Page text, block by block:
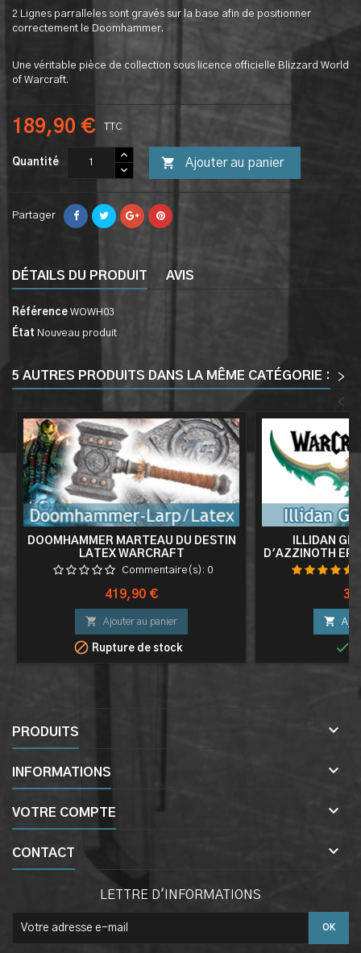
2 Lignes parralleles sont gravés sur la base afin de positionner
correctement le Doomhammer.
Une véritable pièce de collection sous licence officielle Blizzard World
of Warcraft.
189,90 € TTC
Quantité  Ajouter au panier
Partager
DÉTAILS DU PRODUIT AVIS
Référence WOWH03
État Nouveau produit
5 AUTRES PRODUITS DANS LA MÊME CATÉGORIE :
>
<
DOOMHAMMER MARTEAU DU DESTIN
LATEX WARCRAFT
Commentaire(s): 0
Prix
419,90 €
 Ajouter au panier
 Rupture de stock
ILLIDAN
D'AZZINOTH
DOUBLE


PRODUITS 
INFORMATIONS 
VOTRE COMPTE 
CONTACT 
LETTRE D'INFORMATIONS